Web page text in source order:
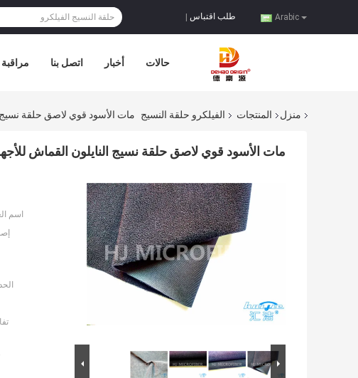
Arabic طلب اقتباس
اتصل بنا أخبار حالات
منزل المنتجات الفيلكرو حلقة النسيج مات الأسود قوي لاصق حلقة نسيج
مات الأسود قوي لاصق حلقة نسيج النايلون القماش
اسم